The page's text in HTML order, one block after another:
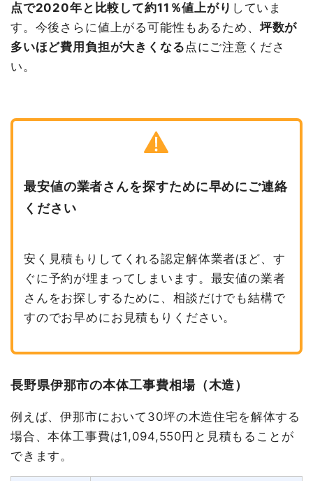
点で2020年と比較して約11％値上がり していま
す。今後さらに値上がる可能性もあるため、 坪数が
多いほど費用負担が大きくなる 点にご注意くださ
い。
最安値の業者さんを探すために早めにご連絡
ください
安く見積もりしてくれる認定解体業者ほど、す
ぐに予約が埋まってしまいます。最安値の業者
さんをお探しするために、相談だけでも結構で
すのでお早めにお見積もりください。
長野県伊那市の本体工事費相場（木造）
例えば、伊那市において30坪の木造住宅を解体する
場合、本体工事費は1,094,550円と見積もることが
できます。